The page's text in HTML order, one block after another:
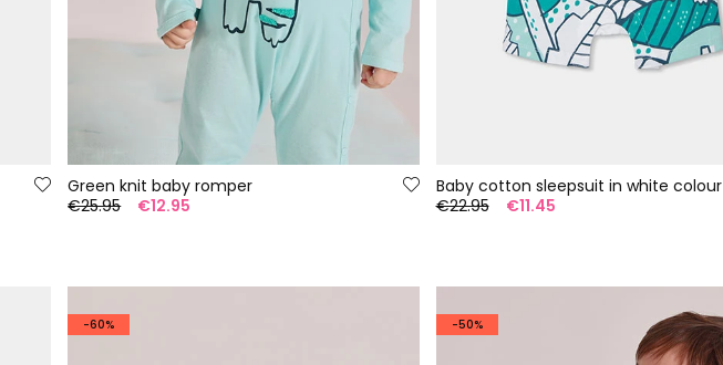
Green knit baby romper
€25.95
€12.95
Baby cotton sleepsuit in white colour
€22.95
€11.45
-60% -50%